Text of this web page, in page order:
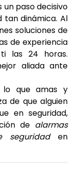
paso decisivo
tan dinámica. Al
soluciones de
de experiencia
las 24 horas.
aliada ante
lo que amas y
de que alguien
en seguridad,
de alarmas
seguridad en